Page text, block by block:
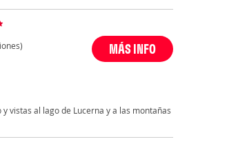
MÁS INFO
vistas al lago de Lucerna y a las montañas